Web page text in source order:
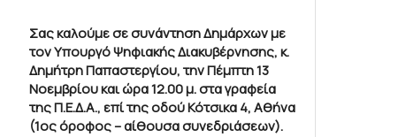
Σας καλούμε σε συνάντηση Δημάρχων με
τον Υπουργό Ψηφιακής Διακυβέρνησης, κ.
Δημήτρη Παπαστεργίου, την Πέμπτη 13
Νοεμβρίου και ώρα 12.00 μ. στα γραφεία
της Π.Ε.Δ.Α., επί της οδού Κότσικα 4, Αθήνα
(1ος όροφος – αίθουσα συνεδριάσεων).